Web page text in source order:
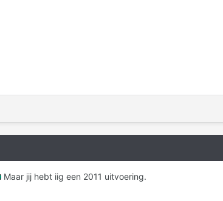
Maar jij hebt iig een 2011 uitvoering.